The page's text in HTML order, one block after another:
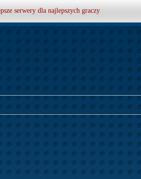
serwery dla najlepszych graczy